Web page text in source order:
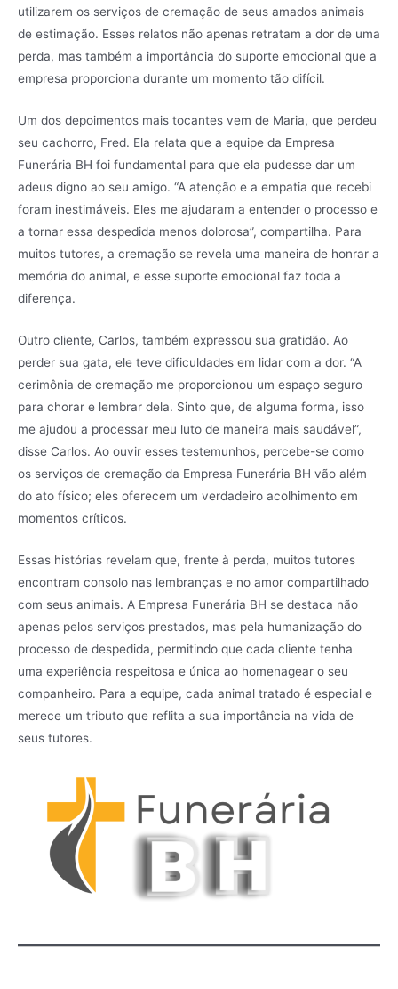
utilizarem os serviços de cremação de seus amados animais
de estimação. Esses relatos não apenas retratam a dor de uma
perda, mas também a importância do suporte emocional que a
empresa proporciona durante um momento tão difícil.
Um dos depoimentos mais tocantes vem de Maria, que perdeu
seu cachorro, Fred. Ela relata que a equipe da Empresa
Funerária BH foi fundamental para que ela pudesse dar um
adeus digno ao seu amigo. “A atenção e a empatia que recebi
foram inestimáveis. Eles me ajudaram a entender o processo e
a tornar essa despedida menos dolorosa”, compartilha. Para
muitos tutores, a cremação se revela uma maneira de honrar a
memória do animal, e esse suporte emocional faz toda a
diferença.
Outro cliente, Carlos, também expressou sua gratidão. Ao
perder sua gata, ele teve dificuldades em lidar com a dor. “A
cerimônia de cremação me proporcionou um espaço seguro
para chorar e lembrar dela. Sinto que, de alguma forma, isso
me ajudou a processar meu luto de maneira mais saudável”,
disse Carlos. Ao ouvir esses testemunhos, percebe-se como
os serviços de cremação da Empresa Funerária BH vão além
do ato físico; eles oferecem um verdadeiro acolhimento em
momentos críticos.
Essas histórias revelam que, frente à perda, muitos tutores
encontram consolo nas lembranças e no amor compartilhado
com seus animais. A Empresa Funerária BH se destaca não
apenas pelos serviços prestados, mas pela humanização do
processo de despedida, permitindo que cada cliente tenha
uma experiência respeitosa e única ao homenagear o seu
companheiro. Para a equipe, cada animal tratado é especial e
merece um tributo que reflita a sua importância na vida de
seus tutores.